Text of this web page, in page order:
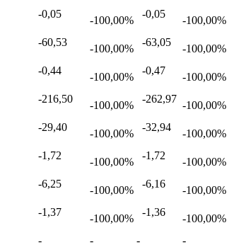
-0,05
-100,00%
-0,05
-100,00%
-60,53
-100,00%
-63,05
-100,00%
-0,44
-100,00%
-0,47
-100,00%
-216,50
-100,00%
-262,97
-100,00%
-29,40
-100,00%
-32,94
-100,00%
-1,72
-100,00%
-1,72
-100,00%
-6,25
-100,00%
-6,16
-100,00%
-1,37
-100,00%
-1,36
-100,00%
- - - -